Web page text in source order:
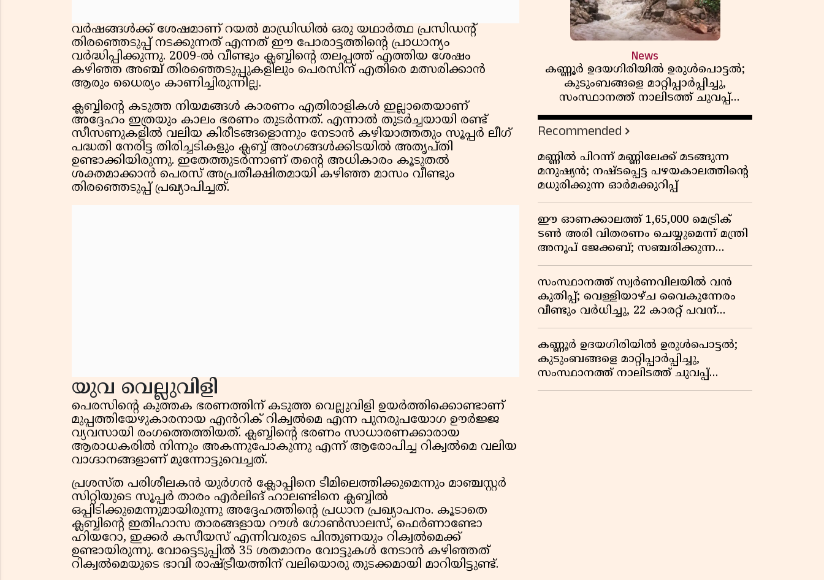
വർഷങ്ങൾക്ക് ശേഷമാണ് റയൽ മാഡ്രിഡിൽ ഒരു യഥാർത്ഥ പ്രസിഡന്റ്
തിരഞ്ഞെടുപ്പ് നടക്കുന്നത് എന്നത് ഈ പോരാട്ടത്തിന്റെ പ്രാധാന്യം
വർദ്ധിപ്പിക്കുന്നു. 2009-ൽ വീണ്ടും ക്ലബ്ബിന്റെ തലപ്പത്ത് എത്തിയ ശേഷം
കഴിഞ്ഞ അഞ്ച് തിരഞ്ഞെടുപ്പുകളിലും പെരസിന് എതിരെ മത്സരിക്കാൻ
ആരും ധൈര്യം കാണിച്ചിരുന്നില്ല.
ക്ലബ്ബിന്റെ കടുത്ത നിയമങ്ങൾ കാരണം എതിരാളികൾ ഇല്ലാതെയാണ്
അദ്ദേഹം ഇത്രയും കാലം ഭരണം തുടർന്നത്. എന്നാൽ തുടർച്ചയായി രണ്ട്
സീസണുകളിൽ വലിയ കിരീടങ്ങളൊന്നും നേടാൻ കഴിയാത്തതും സൂപ്പർ ലീഗ്
പദ്ധതി നേരിട്ട തിരിച്ചടികളും ക്ലബ്ബ് അംഗങ്ങൾക്കിടയിൽ അതൃപ്തി
ഉണ്ടാക്കിയിരുന്നു. ഇതേത്തുടർന്നാണ് തന്റെ അധികാരം കൂടുതൽ
ശക്തമാക്കാൻ പെരസ് അപ്രതീക്ഷിതമായി കഴിഞ്ഞ മാസം വീണ്ടും
തിരഞ്ഞെടുപ്പ് പ്രഖ്യാപിച്ചത്.
യുവ വെല്ലുവിളി
പെരസിന്റെ കുത്തക ഭരണത്തിന് കടുത്ത വെല്ലുവിളി ഉയർത്തിക്കൊണ്ടാണ്
മുപ്പത്തിയേഴുകാരനായ എൻറിക് റിക്വൽമെ എന്ന പുനരുപയോഗ ഊർജ്ജ
വ്യവസായി രംഗത്തെത്തിയത്. ക്ലബ്ബിന്റെ ഭരണം സാധാരണക്കാരായ
ആരാധകരിൽ നിന്നും അകന്നുപോകുന്നു എന്ന് ആരോപിച്ച റിക്വൽമെ വലിയ
വാഗ്ദാനങ്ങളാണ് മുന്നോട്ടുവെച്ചത്.
പ്രശസ്ത പരിശീലകൻ യുർഗൻ ക്ലോപ്പിനെ ടീമിലെത്തിക്കുമെന്നും മാഞ്ചസ്റ്റർ
സിറ്റിയുടെ സൂപ്പർ താരം എർലിങ് ഹാലണ്ടിനെ ക്ലബ്ബിൽ
ഒപ്പിടിക്കുമെന്നുമായിരുന്നു അദ്ദേഹത്തിന്റെ പ്രധാന പ്രഖ്യാപനം. കൂടാതെ
ക്ലബ്ബിന്റെ ഇതിഹാസ താരങ്ങളായ റൗൾ ഗോൺസാലസ്, ഫെർണാണ്ടോ
ഹിയറോ, ഇക്കർ കസീയസ് എന്നിവരുടെ പിന്തുണയും റിക്വൽമെക്ക്
ഉണ്ടായിരുന്നു. വോട്ടെടുപ്പിൽ 35 ശതമാനം വോട്ടുകൾ നേടാൻ കഴിഞ്ഞത്
റിക്വൽമെയുടെ ഭാവി രാഷ്ട്രീയത്തിന് വലിയൊരു തുടക്കമായി മാറിയിട്ടുണ്ട്.
News
കണ്ണൂർ ഉദയഗിരിയിൽ ഉരുൾപൊട്ടൽ;
കുടുംബങ്ങളെ മാറ്റിപ്പാർപ്പിച്ചു,
സംസ്ഥാനത്ത് നാലിടത്ത് ചുവപ്പ്
ജാഗ്രത
Recommended
മണ്ണിൽ പിറന്ന് മണ്ണിലേക്ക് മടങ്ങുന്ന
മനുഷ്യൻ; നഷ്ടപ്പെട്ട പഴയകാലത്തിൻ്റെ
മധുരിക്കുന്ന ഓർമക്കുറിപ്പ്
ഈ ഓണക്കാലത്ത് 1,65,000 മെട്രിക്
ടൺ അരി വിതരണം ചെയ്യുമെന്ന് മന്ത്രി
അനൂപ് ജേക്കബ്; സഞ്ചരിക്കുന്ന
റേഷൻ കടകൾക്ക് തുടക്കം
സംസ്ഥാനത്ത് സ്വർണവിലയിൽ വൻ
കുതിപ്പ്; വെള്ളിയാഴ്ച വൈകുന്നേരം
വീണ്ടും വർധിച്ചു, 22 കാരറ്റ് പവന്
1,10,920 രൂപയായി
കണ്ണൂർ ഉദയഗിരിയിൽ ഉരുൾപൊട്ടൽ;
കുടുംബങ്ങളെ മാറ്റിപ്പാർപ്പിച്ചു,
സംസ്ഥാനത്ത് നാലിടത്ത് ചുവപ്പ്
ജാഗ്രത